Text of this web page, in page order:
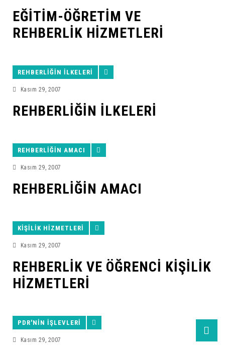
EĞITIM-ÖĞRETIM VE
REHBERLIK HIZMETLERI
REHBERLIĞIN İLKELERI
Kasım 29, 2007
REHBERLIĞIN İLKELERI
REHBERLIĞIN AMACI
Kasım 29, 2007
REHBERLIĞIN AMACI
KIŞILIK HIZMETLERI
Kasım 29, 2007
REHBERLİK VE ÖĞRENCİ KİŞİLİK
HİZMETLERİ
PDR'NIN İŞLEVLERI
Kasım 29, 2007